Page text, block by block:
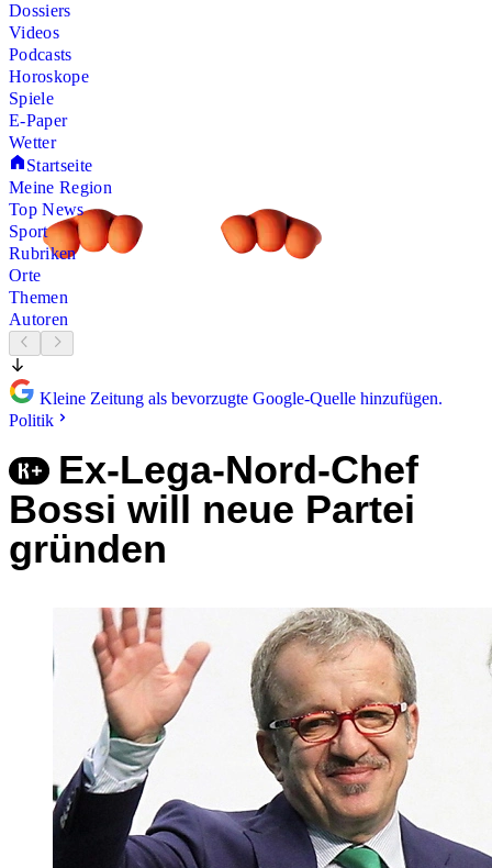
Dossiers
Videos
Podcasts
Horoskope
Spiele
E-Paper
Wetter
Startseite
Meine Region
Top News
Sport
Rubriken
Orte
Themen
Autoren
Kleine Zeitung als bevorzugte Google-Quelle hinzufügen.
Politik
Ex-Lega-Nord-Chef
Bossi will neue Partei
gründen